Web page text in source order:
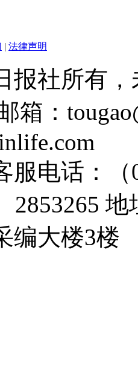
| 法律声明
报社所有
箱：
服电话：（
2853265
编大楼3楼